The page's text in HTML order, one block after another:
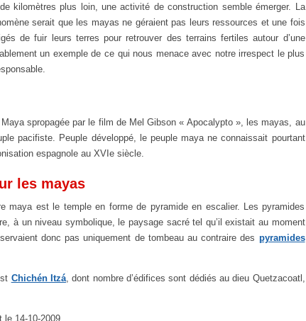
kilomètres plus loin, une activité de construction semble émerger. La
serait que les mayas ne géraient pas leurs ressources et une fois
de fuir leurs terres pour retrouver des terrains fertiles autour d’une
un exemple de ce qui nous menace avec notre irrespect le plus
spropagée par le film de Mel Gibson « Apocalypto », les mayas, au
pacifiste. Peuple développé, le peuple maya ne connaissait pourtant
espagnole au XVIe siècle.
les mayas
maya est le temple en forme de pyramide en escalier. Les pyramides
à un niveau symbolique, le paysage sacré tel qu’il existait au moment
donc pas uniquement de tombeau au contraire des pyramides
Chichén Itzá , dont nombre d’édifices sont dédiés au dieu Quetzacoatl,
le 14-10-2009